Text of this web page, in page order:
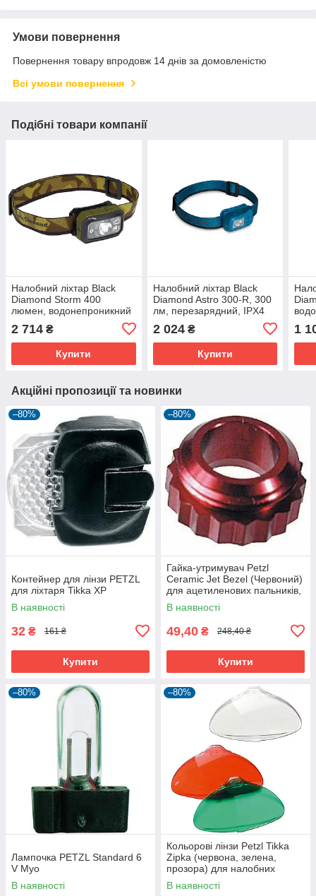
Умови повернення
Повернення товару впродовж 14 днів за домовленістю
Всі умови повернення
Подібні товари компанії
Налобний ліхтар Black
Diamond Storm 400
люмен, водонепроникний
потужний.
2 714 ₴
Купити
Налобний ліхтар Black
Diamond Astro 300-R, 300
лм, перезарядний, IPX4
2 024₴
Купити
1
Акційні пропозиції та новинки
–80%
Контейнер для лінзи PETZL
для ліхтаря Tikka XP
В наявності
32 ₴ 161 ₴
Купити
–80%
Гайка-утримувач Petzl
Ceramic Jet Bezel (Червоний)
для ацетиленових пальників,
10 г, CE
В наявності
49,40 ₴ 248,40 ₴
Купити
–80%
Лампочка PETZL Standard 6
V Myo
В наявності
–80%
Кольорові лінзи Petzl Tikka
Zipka (червона, зелена,
прозора) для налобних
ліхтарів
В наявності